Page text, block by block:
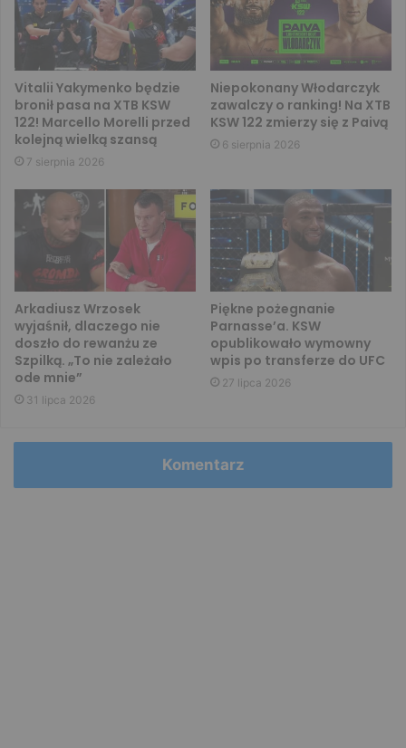
Vitalii Yakymenko będzie
bronił pasa na XTB KSW
122! Marcello Morelli przed
kolejną wielką szansą
7 sierpnia 2026
Niepokonany Włodarczyk
zawalczy o ranking! Na XTB
KSW 122 zmierzy się z Paivą
6 sierpnia 2026
Arkadiusz Wrzosek
wyjaśnił, dlaczego nie
doszło do rewanżu ze
Szpilką. „To nie zależało
ode mnie”
31 lipca 2026
Piękne pożegnanie
Parnasse’a. KSW
opublikowało wymowny
wpis po transferze do UFC
27 lipca 2026
Komentarz